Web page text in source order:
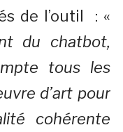
de l’outil : «
du chatbot,
tous les
d’art pour
cohérente